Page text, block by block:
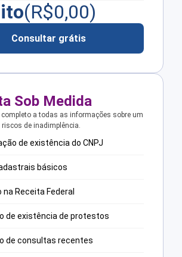
(R$0,00)
Consultar grátis
Sob Medida
a todas as informações sobre um
riscos de inadimplência.
de existência do CNPJ
básicos
Receita Federal
de existência de protestos
de consultas recentes